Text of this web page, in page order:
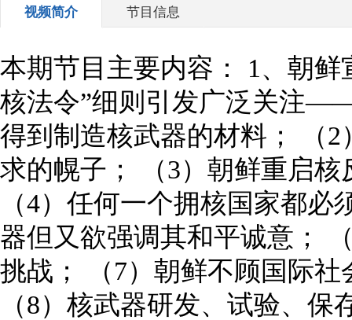
视频简介 节目信息
本期节目主要内容： 1、朝
核法令”细则引发广泛关注
得到制造核武器的材料； （
求的幌子； （3）朝鲜重启
（4）任何一个拥核国家都
器但又欲强调其和平诚意；
挑战； （7）朝鲜不顾国际
（8）核武器研发、试验、